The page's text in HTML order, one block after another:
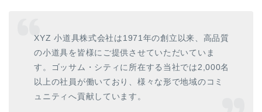
XYZ 小道具株式会社は1971年の創立以来、高品質
の小道具を皆様にご提供させていただいていま
す。ゴッサム・シティに所在する当社では2,000名
以上の社員が働いており、様々な形で地域のコミ
ュニティへ貢献しています。